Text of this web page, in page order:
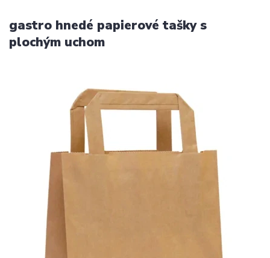
gastro hnedé papierové tašky s
plochým uchom